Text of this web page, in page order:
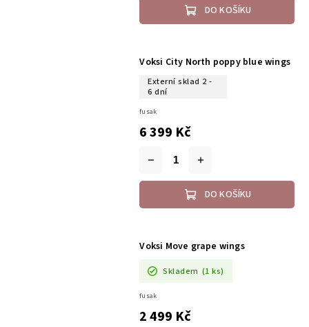
DO KOŠÍKU
Voksi City North poppy blue wings
Externí sklad 2 -
6 dní
6 399 Kč
DO KOŠÍKU
fusak
Voksi Move grape wings
Skladem (1 ks)
2 499 Kč
fusak